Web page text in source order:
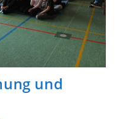
und